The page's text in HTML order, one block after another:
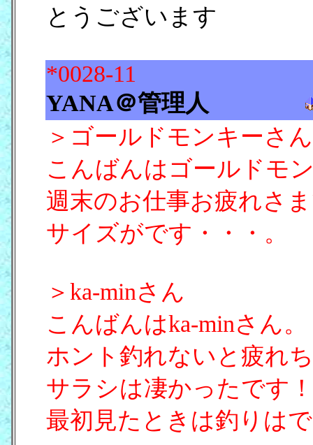
とうございます
*0028-11
YANA＠管理人
＞ゴールドモンキーさん
こんばんはゴールドモ
週末のお仕事お疲れさ
サイズがです・・・。
＞ka-minさん
こんばんはka-minさん。
ホント釣れないと疲れ
サラシは凄かったです！
最初見たときは釣りは